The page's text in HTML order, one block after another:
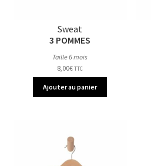
Sweat
3 POMMES
Taille 6 mois
8,00€ TTC
Ajouter au panier